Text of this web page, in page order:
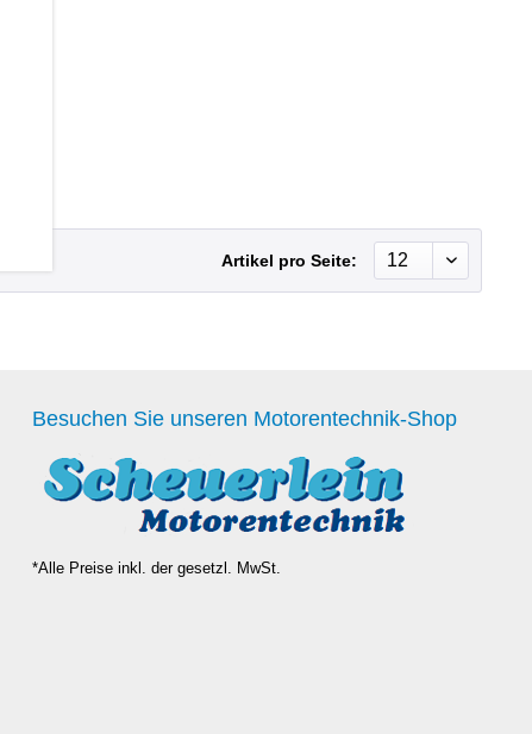
Artikel pro Seite:
Besuchen Sie unseren Motorentechnik-Shop
*Alle Preise inkl. der gesetzl. MwSt.